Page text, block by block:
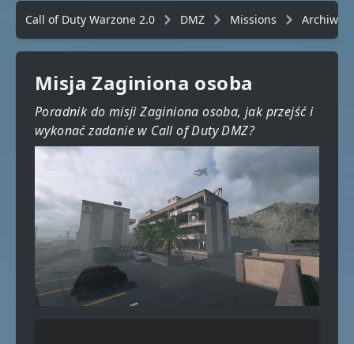
Call of Duty Warzone 2.0 DMZ Missions
Misja Zaginiona osoba
Poradnik do misji Zaginiona osoba, jak przejść i
wykonać zadanie w Call of Duty DMZ?